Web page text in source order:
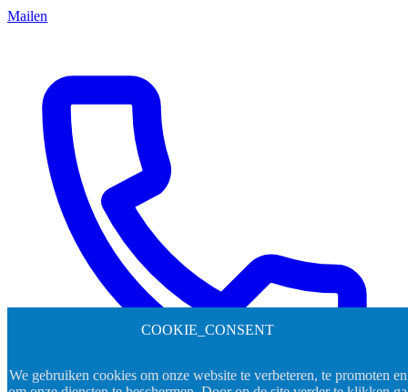
Mailen
COOKIE_CONSENT
We gebruiken cookies om onze website te verbeteren, te promoten en